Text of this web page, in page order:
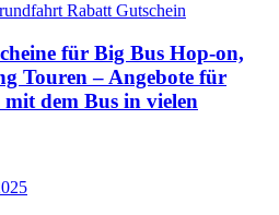
für Big Bus Hop-on,
Touren – Angebote für
dem Bus in vielen